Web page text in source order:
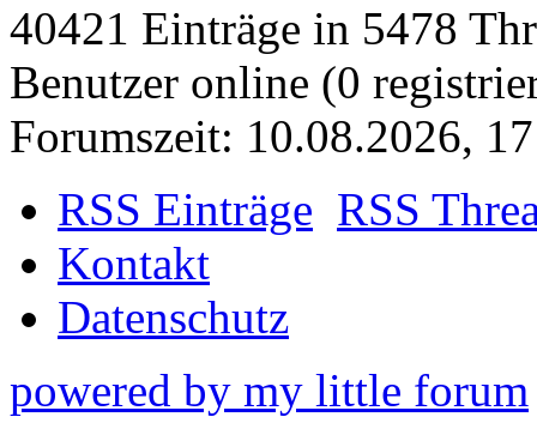
40421 Einträge in 5478
Benutzer online (0
Forumszeit: 10.08.2026,
RSS Einträge RSS
Kontakt
Datenschutz
powered by my little forum